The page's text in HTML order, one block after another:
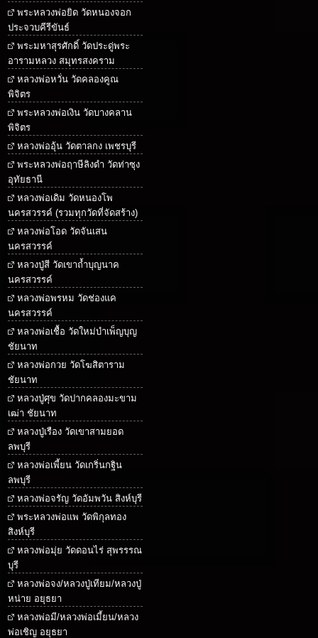
พระหลวงพ่อยิด วัดหนองจอก
ประจวบคีรีขันธ์
พระมหาสุรศักดิ์ วัดประดู่พระ
อารามหลวง สมุทรสงคราม
หลวงพ่อหวั่น วัดคลองคูณ
พิจิตร
พระหลวงพ่อเงิน วัดบางคลาน
พิจิตร
หลวงพ่ออุ้น วัดตาลกง เพชรบุรี
พระหลวงพ่อฤาษีลิงดำ วัดท่าซุง
อุทัยธานี
หลวงพ่อเดิม วัดหนองโพ
นครสวรรค์ (รวมทุกวัดที่จัดสร้าง)
หลวงพ่อโอด วัดจันเสน
นครสวรรค์
หลวงปู่สี วัดเขาถ้ำบุญนาค
นครสวรรค์
หลวงพ่อพรหม วัดช่องแค
นครสวรรค์
หลวงพ่อเชื้อ วัดใหม่บำเพ็ญบุญ
ชัยนาท
หลวงพ่อกวย วัดโฆสิตาราม
ชัยนาท
หลวงปู่ศุข วัดปากคลองมะขาม
เฒ่า ชัยนาท
หลวงปู่เรือง วัดเขาสามยอด
ลพบุรี
หลวงพ่อเพี้ยน วัดเกริ่นกฐิน
ลพบุรี
หลวงพ่อจรัญ วัดอัมพวัน สิงห์บุรี
พระหลวงพ่อแพ วัดพิกุลทอง
สิงห์บุรี
หลวงพ่อมุ่ย วัดดอนไร่ สุพรรรณ
บุรี
หลวงพ่อจง/หลวงปู่เทียม/หลวงปู่
หน่าย อยุธยา
หลวงพ่อมี/หลวงพ่อเมี้ยน/หลวง
พ่อเชิญ อยุธยา